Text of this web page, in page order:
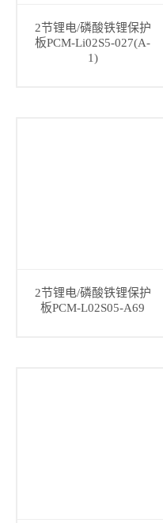
2节锂电/磷酸铁锂保护
板PCM-Li02S5-027(A-
1)
2节锂电/磷酸铁锂保护
板PCM-L02S05-A69